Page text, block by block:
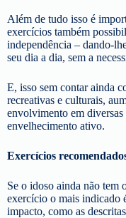
Além de tudo isso é
exercícios também
independência – dando-
seu dia a dia, sem a
E, isso sem contar ainda
recreativas e culturais,
envolvimento em
envelhecimento ativo.
Exercícios
Se o idoso ainda não tem
exercício o mais indicado
impacto, como as